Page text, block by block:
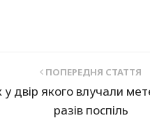
ПОПЕРЕДНЯ СТАТТЯ
у двір якого влучали
разів поспіль